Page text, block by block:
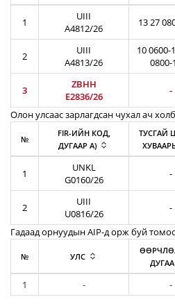
1
UIII
A4812/26
13 27
2
UIII
A4813/26
10 0600-
0800-
3
ZBHH
E2836/26
-
Олон улсаас зарлагдсан чухал ач
№
FIR-ИЙН КОД,
ДУГААР A)
ТУСГАЙ
1
UNKL
G0160/26
-
2
UIII
U0816/26
-
Гадаад орнуудын AIP-д орж буй
№ УЛС
1 - -